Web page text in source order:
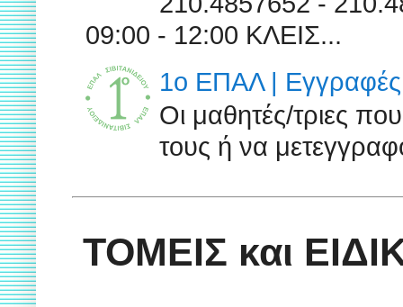
09:00 - 12:00 ΚΛΕΙΣ...
1ο ΕΠΑΛ | Εγγραφές
Οι μαθητές/τριες
τους ή να
ΤΟΜΕΙΣ και